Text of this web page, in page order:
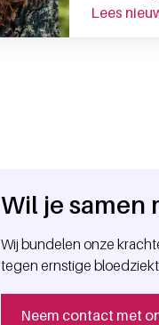
lees
Wil je samen
Wij bundelen onze
tegen ernstige
Neem contact met